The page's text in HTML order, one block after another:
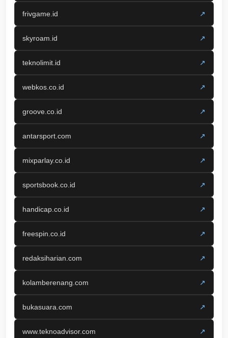
frivgame.id ↗
skyroam.id ↗
teknolimit.id ↗
webkos.co.id ↗
groove.co.id ↗
antarsport.com ↗
mixparlay.co.id ↗
sportsbook.co.id ↗
handicap.co.id ↗
freespin.co.id ↗
redaksiharian.com ↗
kolamberenang.com ↗
bukasuara.com ↗
www.teknoadvisor.com ↗